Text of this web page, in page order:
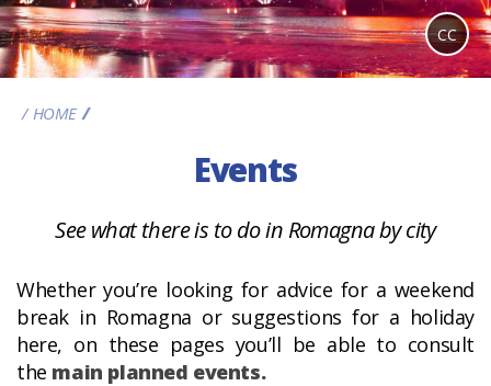
CC
HOME
Events
See what there is to do in Romagna by city
Whether you’re looking for advice for a weekend
break in Romagna or suggestions for a holiday
here, on these pages you’ll be able to consult
the main planned events.